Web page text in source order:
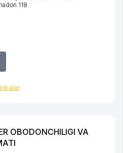
118
OBODONCHILIGI VA